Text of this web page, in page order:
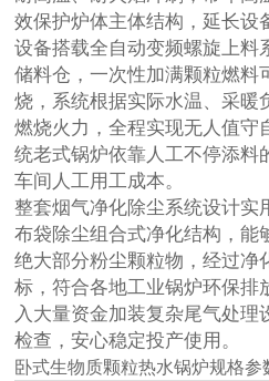
效保护炉体主体结构，延长设
设备搭载全自动变频螺旋上料
储料仓，一次性加满颗粒燃料
烧，系统根据实际水温、采暖
燃烧火力，全程实现无人值守
统老式锅炉依靠人工不停添料
车间人工用工成本。
整套烟气净化除尘系统设计实
布袋除尘组合式净化结构，能
绝大部分粉尘颗粒物，经过净
标，符合各地工业锅炉环保排
入大量资金加装复杂尾气处理
检查，安心稳定投产使用。
卧式生物质颗粒热水锅炉规格参